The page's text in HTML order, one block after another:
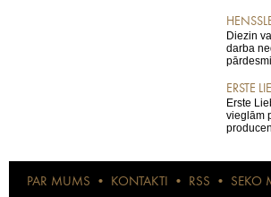
Diezin
darba
ERSTE
Erste
vieglām
PAR MUMS • KONTAKTI • RSS • SEKO